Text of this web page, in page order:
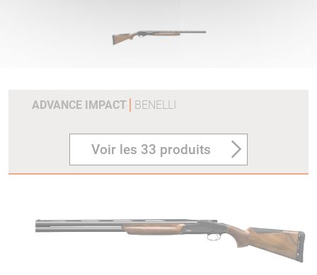
ADVANCE IMPACT BENELLI
Voir les 33 produits